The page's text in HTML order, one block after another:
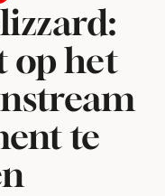
op het
te